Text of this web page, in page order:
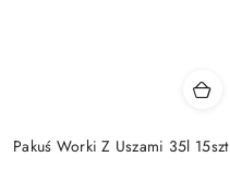
Pakuś Worki Z Uszami 35l 15szt